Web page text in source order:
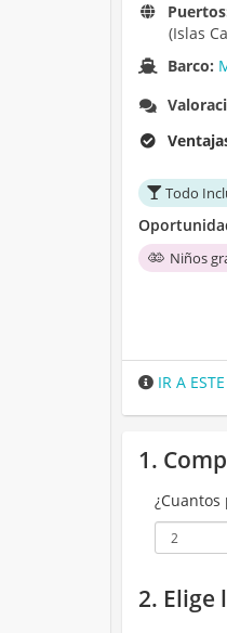
(Islas
Barco:
Todo
Niños
IR A
1.
¿Cuantos
2. Elige